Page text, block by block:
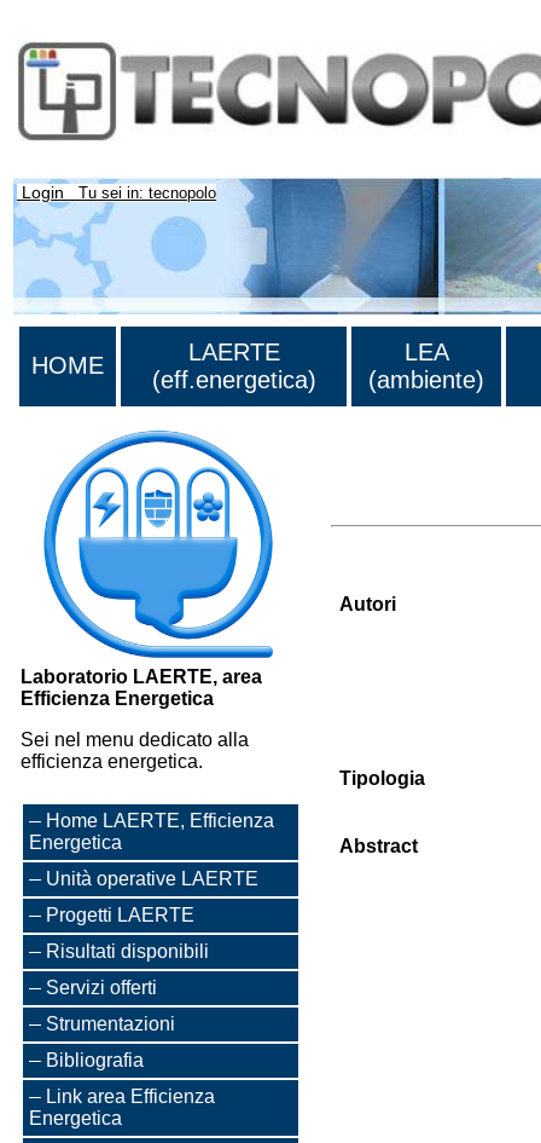
Login Tu sei in: tecnopolo
HOME
LAERTE
(eff.energetica)
LEA
(ambiente)
Laboratorio LAERTE, area
Efficienza Energetica
Sei nel menu dedicato alla
efficienza energetica.
Home LAERTE, Efficienza
Energetica
Unità operative LAERTE
Progetti LAERTE
Risultati disponibili
Servizi offerti
Strumentazioni
Bibliografia
Link area Efficienza
Energetica
Autori
Tipologia
Abstract